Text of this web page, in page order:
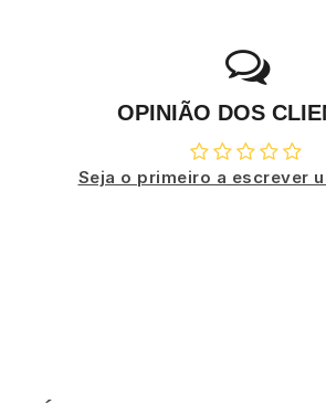
OPINIÃO DOS
Seja o primeiro a escrever